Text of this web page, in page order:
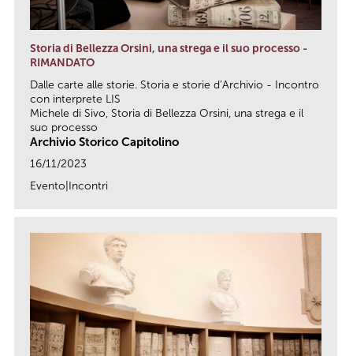
Storia di Bellezza Orsini, una strega e il suo processo -
RIMANDATO
Dalle carte alle storie. Storia e storie d’Archivio - Incontro
con interprete LIS
Michele di Sivo, Storia di Bellezza Orsini, una strega e il
suo processo
Archivio Storico Capitolino
16/11/2023
Evento|Incontri